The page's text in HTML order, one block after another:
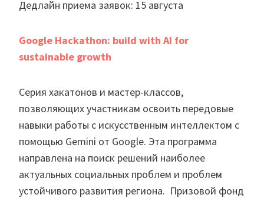
Дедлайн приема заявок: 15 августа
Google Hackathon: build with AI for
sustainable growth
Серия хакатонов и мастер-классов,
позволяющих участникам освоить передовые
навыки работы с искусственным интеллектом с
помощью Gemini от Google. Эта программа
направлена на поиск решений наиболее
актуальных социальных проблем и проблем
устойчивого развития региона. Призовой фонд